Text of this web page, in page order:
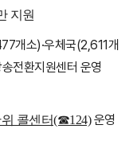
지원
개소)·우체국(2,611개
전환지원센터 운영
콜센터(☎124)운영